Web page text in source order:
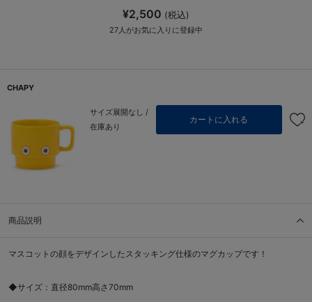
¥2,500 (税込)
27人がお気に入りに登録中
CHAPY
サイズ展開なし /
在庫あり
カートに入れる
商品説明
マスコットの顔をデザインしたスタッキング仕様のマグカップです！
◆サイズ：直径80mm高さ70mm